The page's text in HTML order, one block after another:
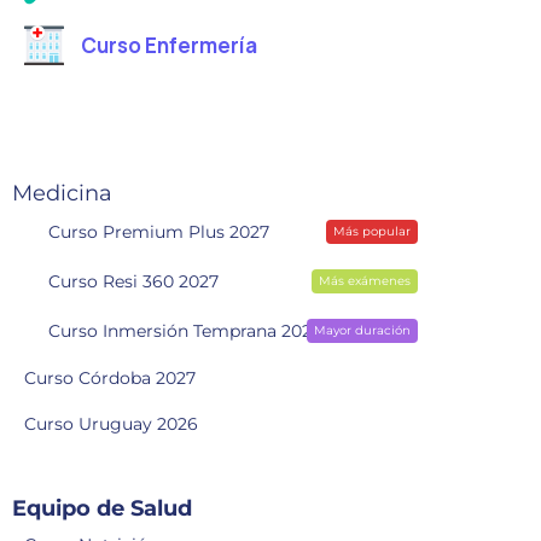
Curso Enfermería
Medicina
Curso Premium Plus 2027 Más popular
Curso Resi 360 2027 Más exámenes
Curso Inmersión Temprana 2028Mayor duración
Curso Córdoba 2027
Curso Uruguay 2026
Equipo de Salud